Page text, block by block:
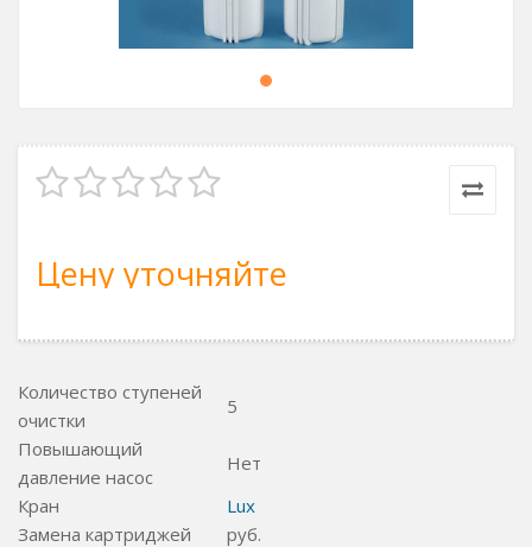
Цену уточняйте
Количество ступеней
очистки
5
Повышающий
давление насос
Нет
Кран
Lux
Замена картриджей
руб.